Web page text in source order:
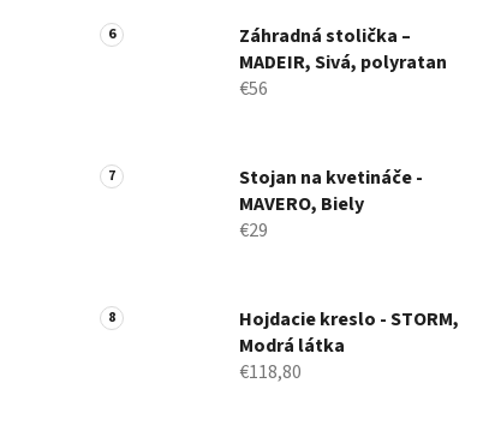
Záhradná stolička –
MADEIR, Sivá, polyratan
€56
Stojan na kvetináče -
MAVERO, Biely
€29
Hojdacie kreslo - STORM,
Modrá látka
€118,80